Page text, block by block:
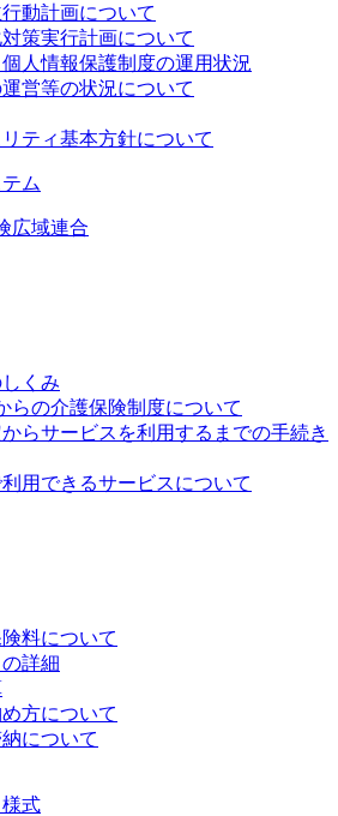
動計画について
策実行計画について
人情報保護制度の運用状況
営等の状況について
ティ基本方針について
ム
くみ
らの介護保険制度について
らサービスを利⽤するまでの⼿続き
⽤できるサービスについて
料について
詳細
方について
について
式